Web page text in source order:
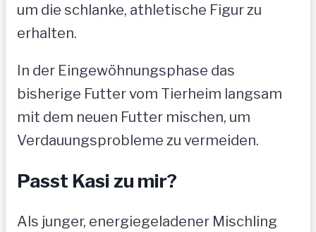
um die schlanke, athletische Figur zu
erhalten.
In der Eingewöhnungsphase das
bisherige Futter vom Tierheim langsam
mit dem neuen Futter mischen, um
Verdauungsprobleme zu vermeiden.
Passt Kasi zu mir?
Als junger, energiegeladener Mischling